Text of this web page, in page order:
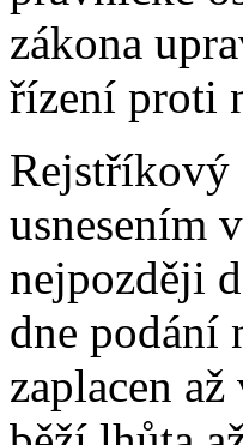
zákona
řízení proti
Rejstříkový
usnesením
nejpozději
dne podání
zaplacen